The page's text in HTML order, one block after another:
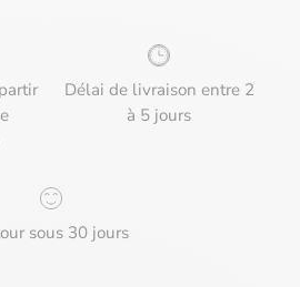
Délai de livraison entre 2
à 5 jours
sous 30 jours